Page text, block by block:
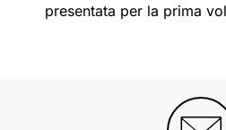
presentata per la prima